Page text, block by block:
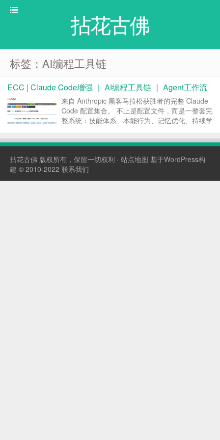
拈花古佛
标签：AI编程工具链
ECC | Claude Code增强 ｜ AI编程工具链 ｜ Agent工作流
来自 Anthropic 黑客马拉松获胜者的完整 Claude
Code 配置集合。 不止是配置文件，而是一整套完
整系统：技能体系、本能行为、记忆优化、持续学
可直接用于生产环境的智能体、技能模块、钩子、
拈花古佛 版权所有，保留一切权利 · 站点地图 基于WordPress构
建 © 2010-2022 联系我们